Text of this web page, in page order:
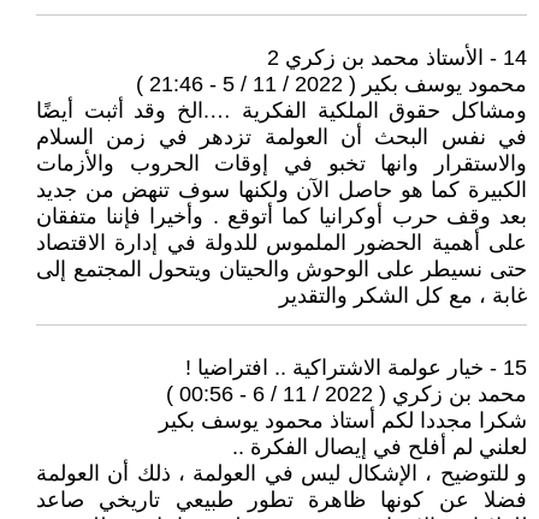
14 - الأستاذ محمد بن زكري 2
محمود يوسف بكير ( 2022 / 11 / 5 - 21:46 )
ومشاكل حقوق الملكية الفكرية ….الخ وقد أثبت أيضًا
في نفس البحث أن العولمة تزدهر في زمن السلام
والاستقرار وانها تخبو في إوقات الحروب والأزمات
الكبيرة كما هو حاصل الآن ولكنها سوف تنهض من جديد
بعد وقف حرب أوكرانيا كما أتوقع . وأخيرا فإننا متفقان
على أهمية الحضور الملموس للدولة في إدارة الاقتصاد
حتى نسيطر على الوحوش والحيتان ويتحول المجتمع إلى
غابة ، مع كل الشكر والتقدير
15 - خيار عولمة الاشتراكية .. افتراضيا !
محمد بن زكري ( 2022 / 11 / 6 - 00:56 )
شكرا مجددا لكم أستاذ محمود يوسف بكير
لعلني لم أفلح في إيصال الفكرة ..
و للتوضيح ، الإشكال ليس في العولمة ، ذلك أن العولمة
فضلا عن كونها ظاهرة تطور طبيعي تاريخي صاعد